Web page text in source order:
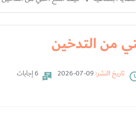
من التدخين
تاريخ النشر: 6 إجابات